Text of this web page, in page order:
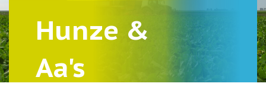
Hunze &
Aa's